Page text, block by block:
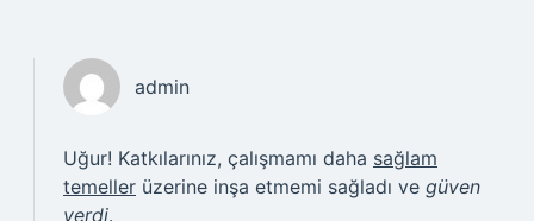
admin
Uğur! Katkılarınız, çalışmamı daha sağlam
temeller üzerine inşa etmemi sağladı ve güven
verdi.